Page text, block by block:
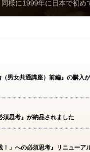
同様に1999年に日本で初め
男女共通講座）前編』の購入が
思考』が納品されました
」への必須思考』リニューア